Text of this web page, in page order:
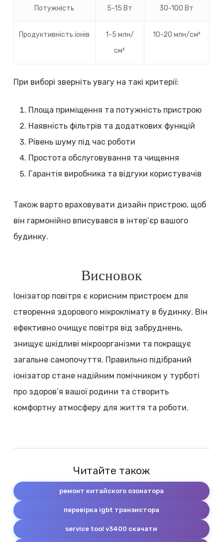
Потужність 5-15 Вт 30-100 Вт
Продуктивність іонів
1-5 млн/
см³
10-20 млн/см³
При виборі зверніть увагу на такі критерії:
Площа приміщення та потужність пристрою
Наявність фільтрів та додаткових функцій
Рівень шуму під час роботи
Простота обслуговування та чищення
Гарантія виробника та відгуки користувачів
Також варто враховувати дизайн пристрою, щоб
він гармонійно вписувався в інтер’єр вашого
будинку.
Висновок
Іонізатор повітря є корисним пристроєм для
створення здорового мікроклімату в будинку. Він
ефективно очищує повітря від забруднень,
знищує шкідливі мікроорганізми та покращує
загальне самопочуття. Правильно підібраний
іонізатор стане надійним помічником у турботі
про здоров’я вашої родини та створить
комфортну атмосферу для життя та роботи.
Читайте також
ремонт китайского озонатора
перевірка igbt транзистора
service tool v3400 скачати